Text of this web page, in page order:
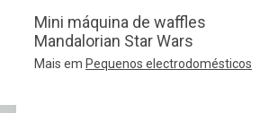
Mini máquina de waffles
Mandalorian Star Wars
Mais em Pequenos electrodomésticos